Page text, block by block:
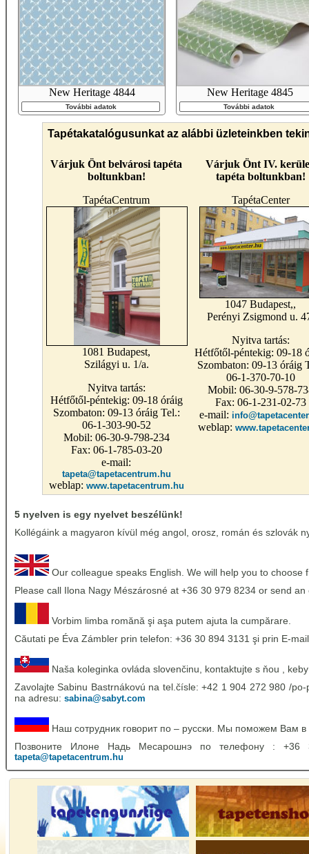
New Heritage 4844
További adatok
New Heritage 4845
További adatok
Tapétakatalógusunkat az alábbi üzleteinkben
Várjuk Önt belvárosi tapéta
boltunkban!
TapétaCentrum
1081 Budapest,
Szilágyi u. 1/a.
Nyitva tartás:
Hétfőtől-péntekig: 09-18 óráig
Szombaton: 09-13 óráig Tel.:
06-1-303-90-52
Mobil: 06-30-9-798-234
Fax: 06-1-785-03-20
e-mail:
tapeta@tapetacentrum.hu
weblap: www.tapetacentrum.hu
Várjuk Önt IV.
tapéta boltunkban!
TapétaCenter
1047 Budapest,,
Perényi Zsigmond u.
Nyitva tartás:
Hétfőtől-péntekig: 09-18
Szombaton: 09-13 óráig
06-1-370-70-10
Mobil: 06-30-9-578-
Fax: 06-1-231-02-73
e-mail:
weblap:
5 nyelven is egy nyelvet beszélünk!
Kollégáink a magyaron kívül még angol, orosz, román és szlovák
Our colleague speaks English. We will help you to choose
Please call Ilona Nagy Mészárosné at +36 30 979 8234 or send
Vorbim limba romănă şi aşa putem ajuta la cumpărare.
Căutati pe Éva Zámbler prin telefon: +36 30 894 3131 şi prin E-
Naša koleginka ovláda slovenčinu, kontaktujte s ňou ,
Zavolajte Sabinu Bastrnákovú na tel.čísle: +42 1 904 272 980 /
na adresu: sabina@sabyt.com
Наш сотрудник говорит по – русски. Мы поможем Вам
Позвоните Илоне Надь Месарошнэ по телефону :
tapeta@tapetacentrum.hu